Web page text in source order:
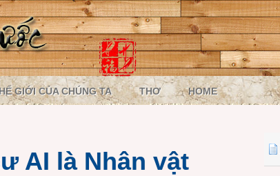
GIỚI CỦA CHÚNG TA THƠ HOME
AI là Nhân vật